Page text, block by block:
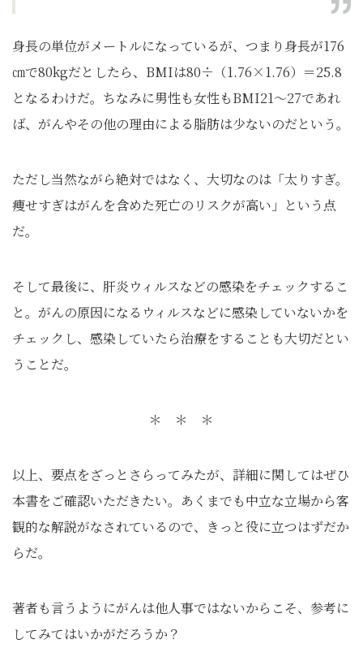
身長の単位がメートルになっているが、つまり身長が176
㎝で80kgだとしたら、BMIは80÷（1.76×1.76）＝25.8
となるわけだ。ちなみに男性も女性もBMI21～27であれ
ば、がんやその他の理由による脂肪は少ないのだという。
ただし当然ながら絶対ではなく、大切なのは「太りすぎ。
痩せすぎはがんを含めた死亡のリスクが高い」という点
だ。
そして最後に、肝炎ウィルスなどの感染をチェックするこ
と。がんの原因になるウィルスなどに感染していないかを
チェックし、感染していたら治療をすることも大切だとい
うことだ。
＊ ＊ ＊
以上、要点をざっとさらってみたが、詳細に関してはぜひ
本書をご確認いただきたい。あくまでも中立な立場から客
観的な解説がなされているので、きっと役に立つはずだか
らだ。
著者も言うようにがんは他人事ではないからこそ、参考に
してみてはいかがだろうか？